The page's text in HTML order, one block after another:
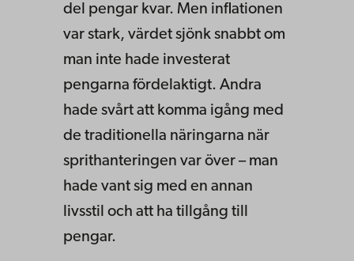
del pengar kvar. Men inflationen
var stark, värdet sjönk snabbt om
man inte hade investerat
pengarna fördelaktigt. Andra
hade svårt att komma igång med
de traditionella näringarna när
sprithanteringen var över – man
hade vant sig med en annan
livsstil och att ha tillgång till
pengar.